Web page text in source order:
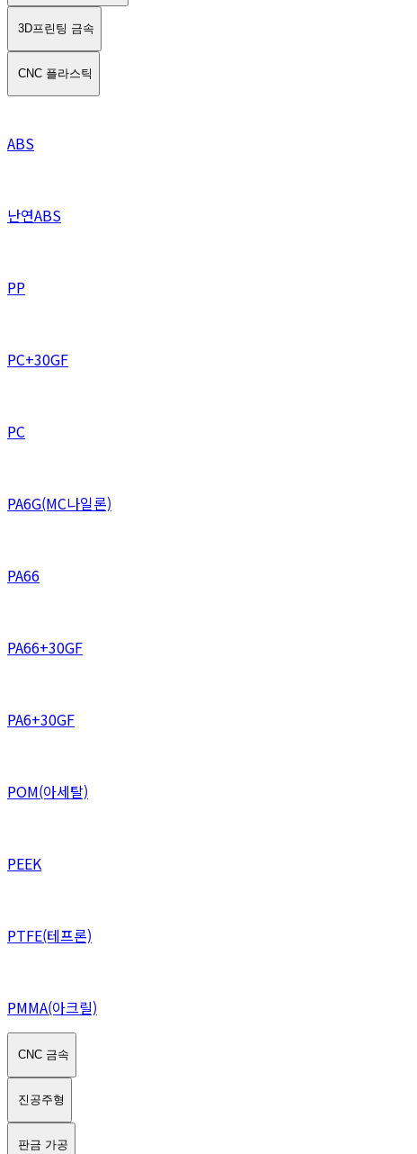
3D프린팅 금속
CNC 플라스틱
ABS
난연ABS
PP
PC+30GF
PC
PA6G(MC나일론)
PA66
PA66+30GF
PA6+30GF
POM(아세탈)
PEEK
PTFE(테프론)
PMMA(아크릴)
CNC 금속
진공주형
판금 가공